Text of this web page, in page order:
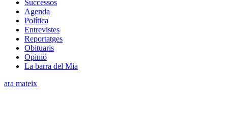
Successos
Agenda
Política
Entrevistes
Reportatges
Obituaris
Opinió
La barra del Mia
ara mateix